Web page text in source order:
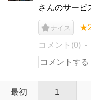
さんのサー
ナイス
コメント(0)
最初 1